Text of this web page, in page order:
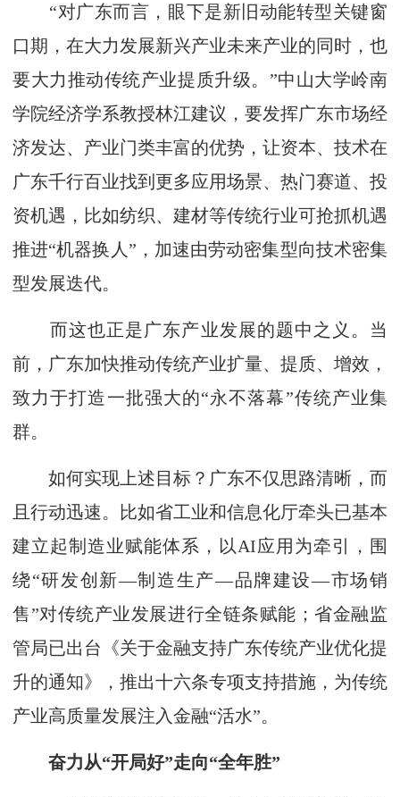
“对广东而言，眼下是新旧动能转型关键窗
口期，在大力发展新兴产业未来产业的同时，也
要大力推动传统产业提质升级。”中山大学岭南
学院经济学系教授林江建议，要发挥广东市场经
济发达、产业门类丰富的优势，让资本、技术在
广东千行百业找到更多应用场景、热门赛道、投
资机遇，比如纺织、建材等传统行业可抢抓机遇
推进“机器换人”，加速由劳动密集型向技术密集
型发展迭代。
而这也正是广东产业发展的题中之义。当
前，广东加快推动传统产业扩量、提质、增效，
致力于打造一批强大的“永不落幕”传统产业集
群。
如何实现上述目标？广东不仅思路清晰，而
且行动迅速。比如省工业和信息化厅牵头已基本
建立起制造业赋能体系，以AI应用为牵引，围
绕“研发创新—制造生产—品牌建设—市场销
售”对传统产业发展进行全链条赋能；省金融监
管局已出台《关于金融支持广东传统产业优化提
升的通知》，推出十六条专项支持措施，为传统
产业高质量发展注入金融“活水”。
奋力从“开局好”走向“全年胜”